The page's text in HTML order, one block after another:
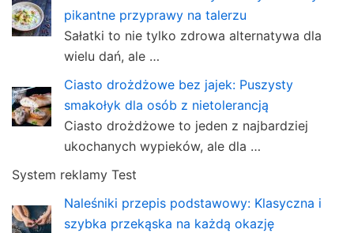
pikantne przyprawy na talerzu
Sałatki to nie tylko zdrowa alternatywa dla
wielu dań, ale …
Ciasto drożdżowe bez jajek: Puszysty
smakołyk dla osób z nietolerancją
Ciasto drożdżowe to jeden z najbardziej
ukochanych wypieków, ale dla …
System reklamy Test
Naleśniki przepis podstawowy: Klasyczna i
szybka przekąska na każdą okazję